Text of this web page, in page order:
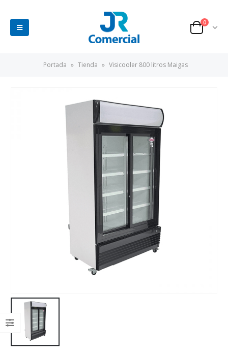
0
Portada » Tienda » Visicooler 800 litros Maigas